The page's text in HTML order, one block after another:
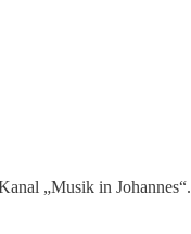
„Musik in Johannes“.